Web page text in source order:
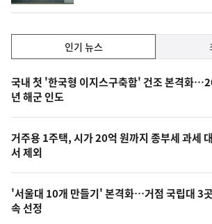
기,
최
신,
늘
의
영
상
인기 뉴스
기
뉴
스
국내 첫 '한국형 이지스구축함' 건조 본격화
년 해군 인도
거주용 1주택, 시가 20억 원까지 종부세 과세
서 제외
'서울대 10개 만들기' 본격화…거점 국립대 3
속 선정